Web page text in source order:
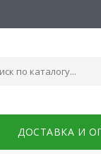
ДОСТАВКА И